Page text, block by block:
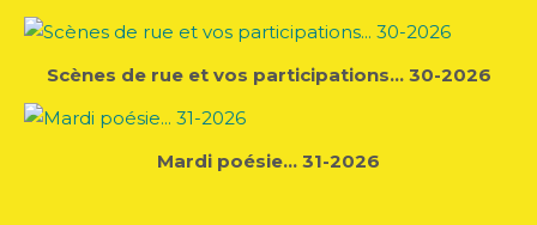
Scènes de rue et vos participations... 30-2026
Mardi poésie... 31-2026